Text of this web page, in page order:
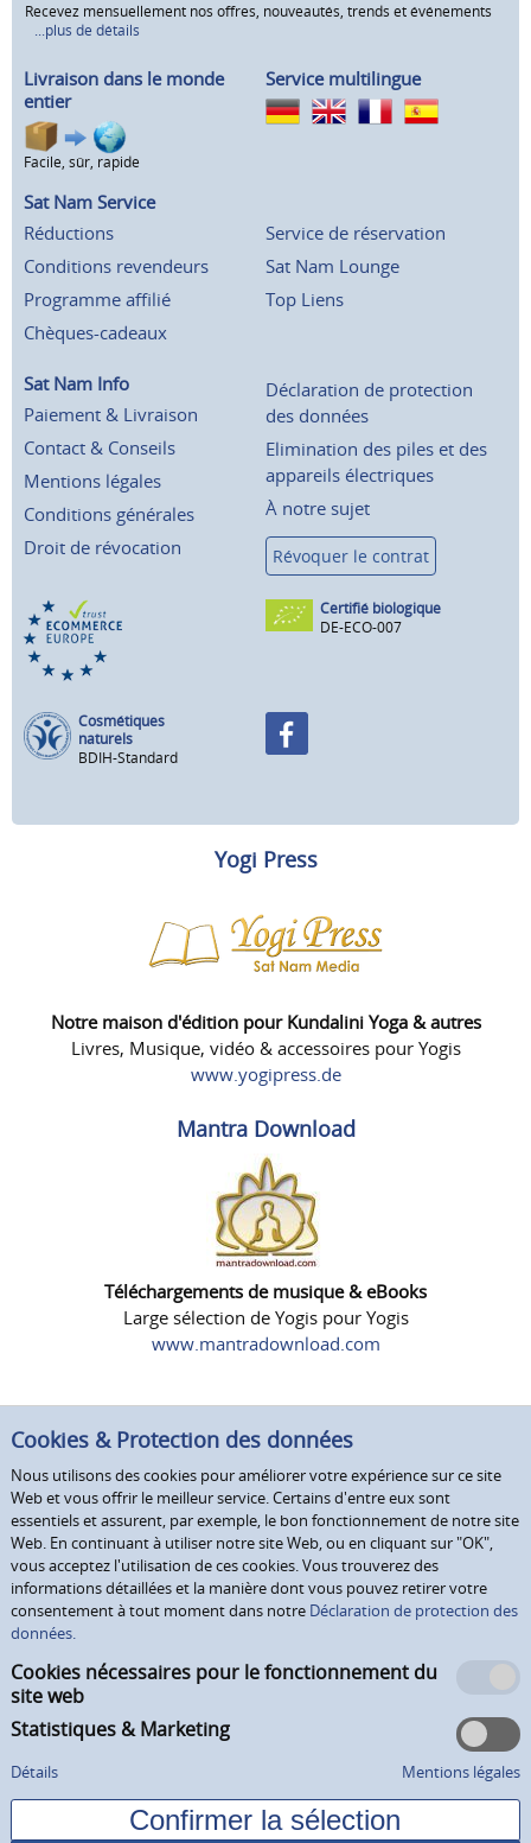
Recevez mensuellement nos offres, nouveautés, trends et événements
...plus de détails
Livraison dans le monde
entier
Facile, sûr, rapide
Service multilingue
Sat Nam Service
Réductions
Conditions revendeurs
Programme affilié
Chèques-cadeaux
Service de réservation
Sat Nam Lounge
Top Liens
Sat Nam Info
Paiement & Livraison
Contact & Conseils
Mentions légales
Conditions générales
Droit de révocation
Déclaration de protection
des données
Elimination des piles et des
appareils électriques
À notre sujet
Révoquer le contrat
Certifié biologique
DE-ECO-007
Cosmétiques
naturels
BDIH-Standard
Yogi Press
Notre maison d'édition pour Kundalini Yoga & autres
Livres, Musique, vidéo & accessoires pour Yogis
www.yogipress.de
Mantra Download
Téléchargements de musique & eBooks
Large sélection de Yogis pour Yogis
www.mantradownload.com
Cookies & Protection des données
Nous utilisons des cookies pour améliorer votre expérience sur ce site
Web et vous offrir le meilleur service. Certains d'entre eux sont
essentiels et assurent, par exemple, le bon fonctionnement de notre site
Web. En continuant à utiliser notre site Web, ou en cliquant sur "OK",
vous acceptez l'utilisation de ces cookies. Vous trouverez des
informations détaillées et la manière dont vous pouvez retirer votre
consentement à tout moment dans notre Déclaration de protection des
données.
Cookies nécessaires pour le fonctionnement du
site web
Statistiques & Marketing
Détails Mentions légales